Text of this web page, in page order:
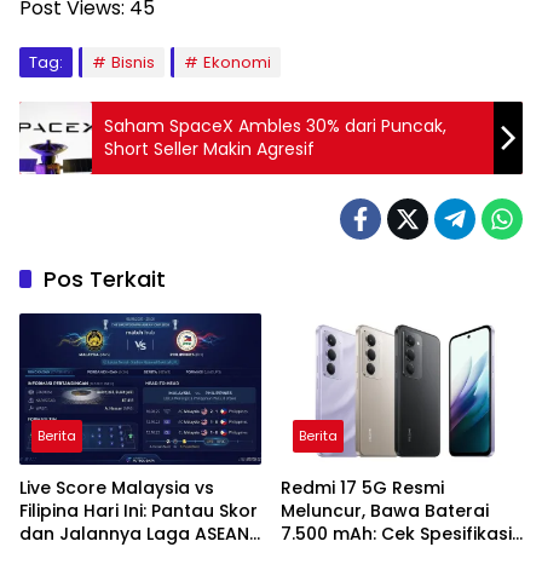
Post Views: 45
Tag: Bisnis Ekonomi
Saham SpaceX Ambles 30% dari Puncak,
Short Seller Makin Agresif
Pos Terkait
Berita
Live Score Malaysia vs
Filipina Hari Ini: Pantau Skor
dan Jalannya Laga ASEAN
Berita
Redmi 17 5G Resmi
Meluncur, Bawa Baterai
7.500 mAh: Cek Spesifikasi